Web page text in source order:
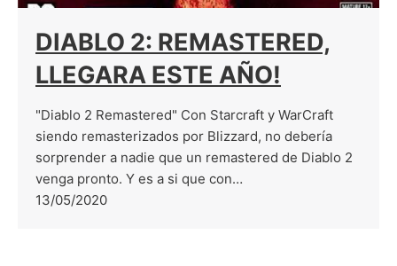
DIABLO 2: REMASTERED,
LLEGARA ESTE AÑO!
"Diablo 2 Remastered" Con Starcraft y WarCraft
siendo remasterizados por Blizzard, no debería
sorprender a nadie que un remastered de Diablo 2
venga pronto. Y es a si que con…
13/05/2020